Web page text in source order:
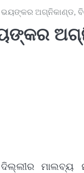
ଭୟଙ୍କର ଅଗ୍ନିକାଣ୍ଡ,
ଦିଲ୍ଲୀର